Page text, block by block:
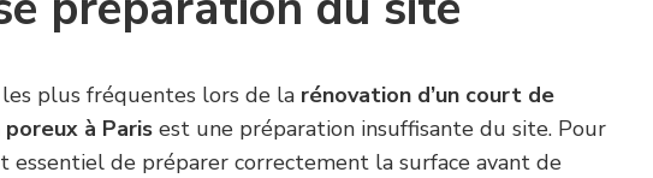
plus fréquentes lors de la rénovation d’un court de
à Paris est une préparation insuffisante du site. Pour
essentiel de préparer correctement la surface avant de